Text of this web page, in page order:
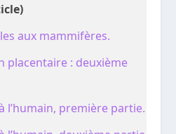
aux mammifères.
placentaire : deuxième
l’humain, première partie.